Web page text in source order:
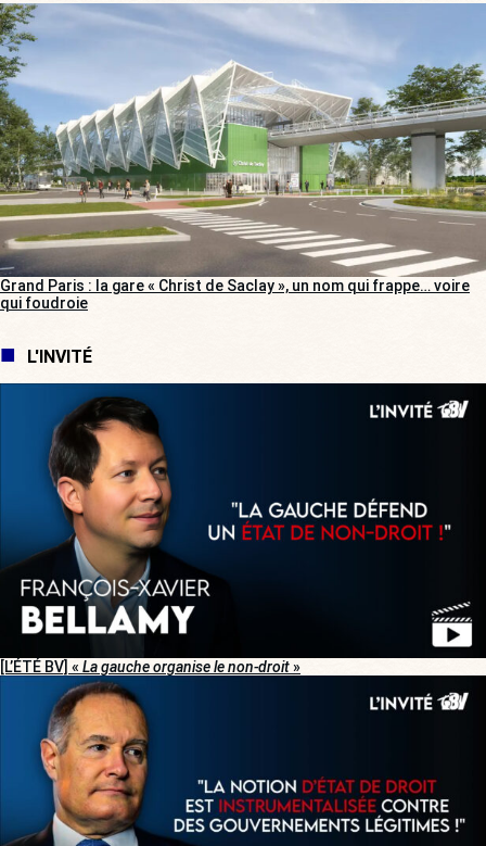
Grand Paris : la gare « Christ de Saclay », un nom qui frappe… voire
qui foudroie
L'INVITÉ
[L’ÉTÉ BV] « La gauche organise le non-droit»